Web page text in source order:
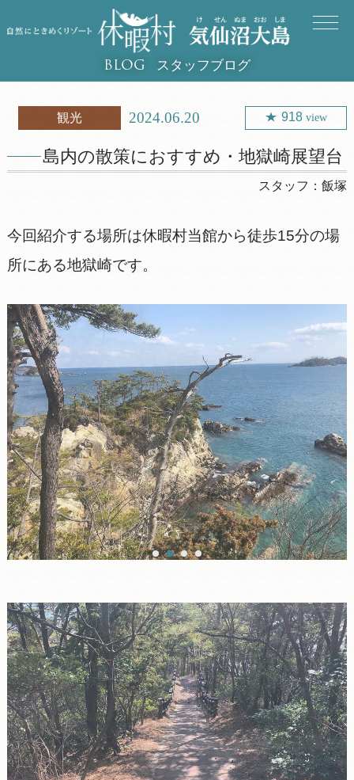
BLOG スタッフブログ
観光 2024.06.20 918 view
島内の散策におすすめ・地獄崎展望台
スタッフ：飯塚
今回紹介する場所は休暇村当館から徒歩15分の場
所にある地獄崎です。